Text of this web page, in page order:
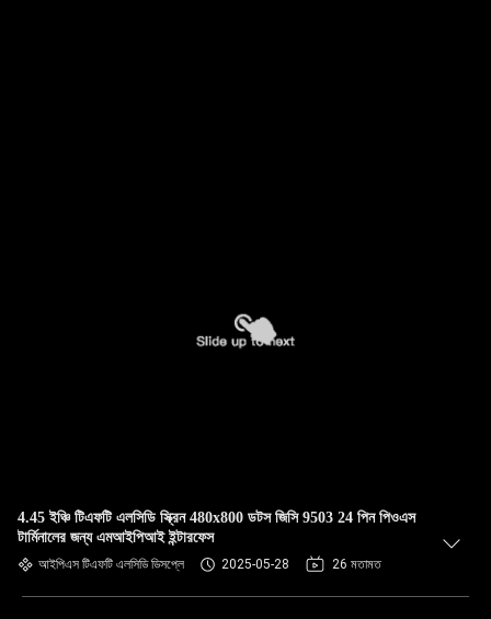
4.45 ইঞ্চি টিএফটি এলসিডি স্ক্রিন 480x800 ডটস জিসি 9503 24 পিন পিওএস
টার্মিনালের জন্য এমআইপিআই ইন্টারফেস
আইপিএস টিএফটি এলসিডি ডিসপ্লে 2025-05-28 26 মতামত